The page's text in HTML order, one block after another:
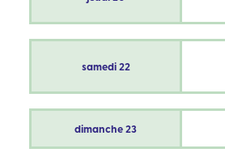
samedi22
dimanche23